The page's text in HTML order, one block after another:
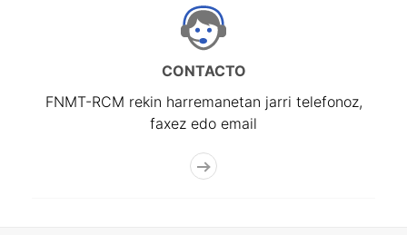
CONTACTO
FNMT-RCM rekin harremanetan jarri telefonoz,
faxez edo email